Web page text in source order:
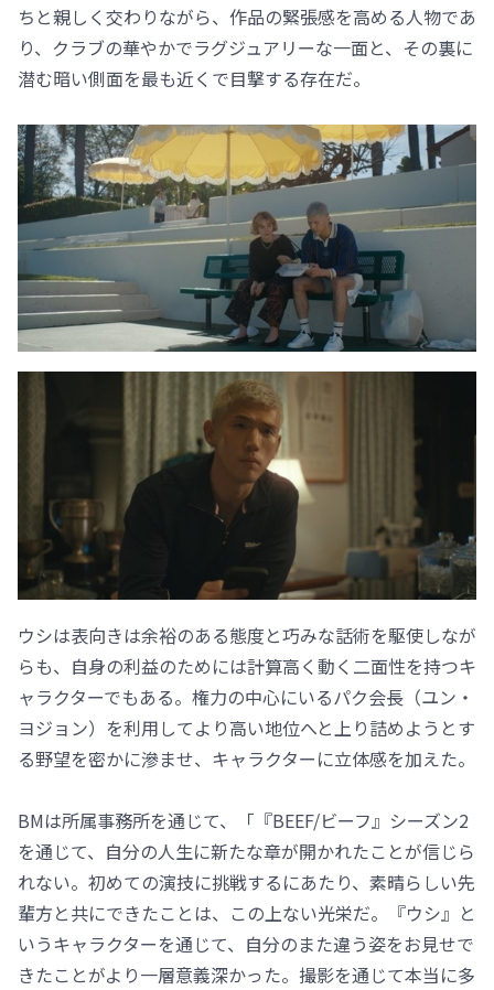
ちと親しく交わりながら、作品の緊張感を高める人物であ
り、クラブの華やかでラグジュアリーな一面と、その裏に
潜む暗い側面を最も近くで目撃する存在だ。
ウシは表向きは余裕のある態度と巧みな話術を駆使しなが
らも、自身の利益のためには計算高く動く二面性を持つキ
ャラクターでもある。権力の中心にいるパク会長（ユン・
ヨジョン）を利用してより高い地位へと上り詰めようとす
る野望を密かに滲ませ、キャラクターに立体感を加えた。
BMは所属事務所を通じて、「『BEEF/ビーフ』シーズン2
を通じて、自分の人生に新たな章が開かれたことが信じら
れない。初めての演技に挑戦するにあたり、素晴らしい先
輩方と共にできたことは、この上ない光栄だ。『ウシ』と
いうキャラクターを通じて、自分のまた違う姿をお見せで
きたことがより一層意義深かった。撮影を通じて本当に多